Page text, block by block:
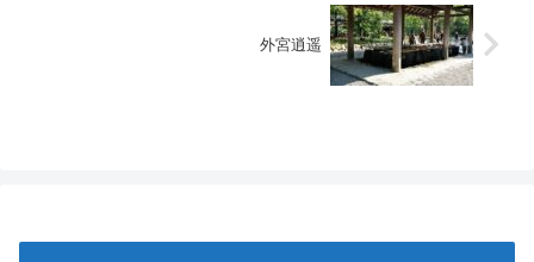
外宮逍遥